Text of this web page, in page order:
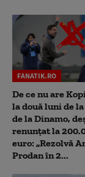
FANATIK.RO
De ce nu are
la două luni de
de la Dinamo,
renunțat la
euro: „Rezolvă
Prodan în 2...